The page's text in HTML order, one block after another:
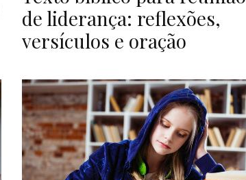
de liderança: reflexões,
versículos e oração